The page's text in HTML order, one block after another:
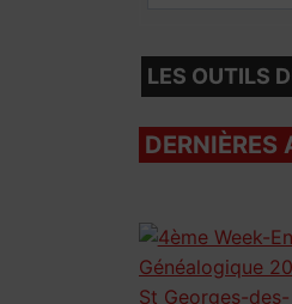
LES OUTILS
DERNIÈRES